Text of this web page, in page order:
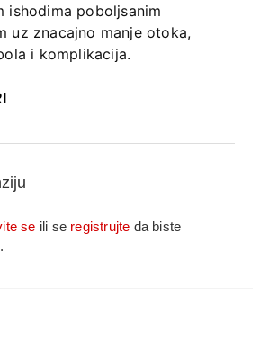
ishodima poboljsanim
uz znacajno manje otoka,
i komplikacija.
CUBE ucinite je
kostiju, manje
invazivnih prednosti kao
se ili se registrujte da biste